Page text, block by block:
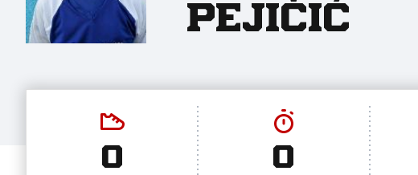
Pejičić
0 0